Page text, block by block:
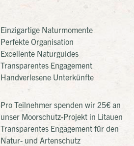
Einzigartige Naturmomente
Perfekte Organisation
Excellente Naturguides
Transparentes Engagement
Handverlesene Unterkünfte
Pro Teilnehmer spenden wir 25€ an
unser Moorschutz-Projekt in Litauen
Transparentes Engagement für den
Natur- und Artenschutz